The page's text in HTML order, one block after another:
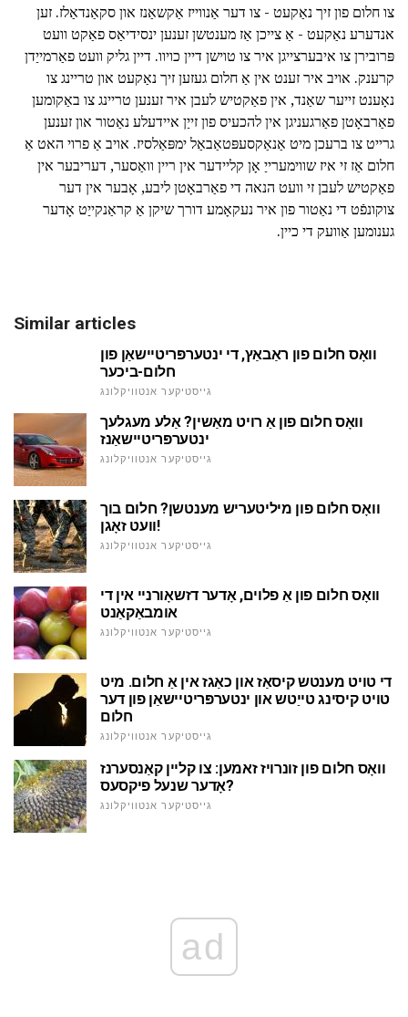
צו חלום פון זיך נאַקעט - צו דער אַנווייז אַקשאַנז און סקאַנדאַלז. זען
אנדערע נאַקעט - אַ צייכן אַז מענטשן זענען ינסידיאַס פאַקט וועט
פּרובירן צו איבערצייגן איר צו טוישן דיין כויוו. דיין גליק וועט פאַרמייַדן
קרענק. אויב איר זענט אין אַ חלום געזען זיך נאַקעט און טריינג צו
נאָענט זייער שאַנד, אין פאַקטיש לעבן איר זענען טריינג צו באַקומען
פאַרבאָטן פאַרגעניגן אין להכעיס פון זייַן איידעלע נאַטור און זענען
גרייט צו ברעכן מיט אַנאַקסעפּטאַבאַל ימפּאַלסיז. אויב אַ פרוי האט אַ
חלום אַז זי איז שווימערייַ אָן קליידער אין ריין וואַסער, דעריבער אין
פאַקטיש לעבן זי וועט הנאה די פאַרבאָטן ליבע, אָבער אין דער
צוקונפֿט די נאַטור פון איר נעקאָמע דורך שיקן אַ קראַנקייַט אָדער
גענומען אַוועק די כיין.
Similar articles
וואָס חלום פון ראַבאַץ, די ינטערפּריטיישאַן פון
חלום-ביכער
גייסטיקער אנטוויקלונג
וואָס חלום פון אַ רויט מאַשין? אַלע מעגלעך
ינטערפּריטיישאַנז
גייסטיקער אנטוויקלונג
וואָס חלום פון מיליטעריש מענטשן? חלום בוך
וועט זאָגן!
גייסטיקער אנטוויקלונג
וואָס חלום פון אַ פלוים, אָדער דזשאָורניי אין די
אומבאַקאַנט
גייסטיקער אנטוויקלונג
די טויט מענטש קיסאַז און כאַגז אין אַ חלום. מיט
טויט קיסינג טייַטש און ינטערפּריטיישאַן פון דער
חלום
גייסטיקער אנטוויקלונג
וואָס חלום פון זונרויז זאמען: צו קליין קאַנסערנז
אָדער שנעל פיקסעס?
גייסטיקער אנטוויקלונג
ad